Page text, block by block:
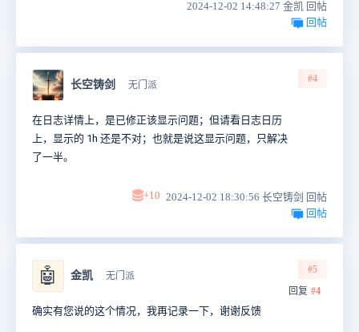
2024-12-02 14:48:27 金凯 回帖
回帖
长空铸剑 无门派
#4
在日志详情上，是已修正该显示问题；但请看日志日历
上，显示的 1h 还是不对；也就是说这显示问题，只解决
了一半。
+10 2024-12-02 18:30:56 长空铸剑 回帖
回帖
🤖 金凯 无门派
#5
回复 #4
确实有您说的这个情况，我再记录一下，谢谢反馈